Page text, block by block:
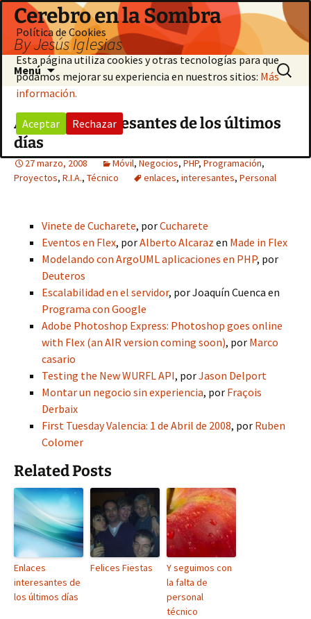
Saltar
contenido
Cerebro en la Sombra
By Jesús Iglesias
Menú Buscar:
Artículos interesantes de los últimos
días
27 marzo, 2008 Móvil, Negocios, PHP, Programación,
Proyectos, R.I.A., Técnico enlaces, interesantes, Personal
Vinete de Cucharete, porCucharete
Eventos en Flex, porAlberto Alcaraz en Made in Flex
Modelando con ArgoUML aplicaciones en PHP, por
Deuteros
Escalabilidad en el servidor, por Joaquín Cuenca en
Programa con Google
Adobe Photoshop Express: Photoshop goes online
with Flex (an AIR version coming soon), por Marco
casario
Testing the New WURFL API, porJason Delport
Montar un negocio sin experiencia, por Fraçois
Derbaix
First Tuesday Valencia: 1 de Abril de 2008, por Ruben
Colomer
Related Posts
Enlaces
interesantes de
los últimos días
Felices Fiestas
Y seguimos con
la falta de
personal
técnico
Política de Cookies
Esta página utiliza cookies y otras tecnologías para que
podamos mejorar su experiencia en nuestros sitios: Más
información.
Aceptar Rechazar